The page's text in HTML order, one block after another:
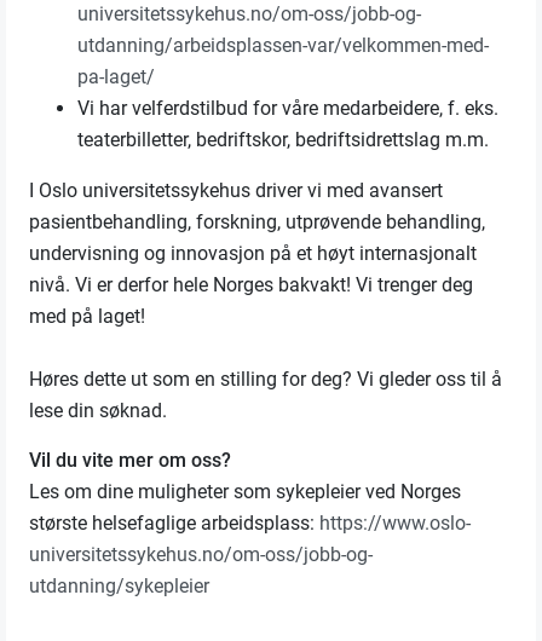
universitetssykehus.no/om-oss/jobb-og-
utdanning/arbeidsplassen-var/velkommen-med-
pa-laget/
Vi har velferdstilbud for våre medarbeidere, f. eks.
teaterbilletter, bedriftskor, bedriftsidrettslag m.m.
I Oslo universitetssykehus driver vi med avansert
pasientbehandling, forskning, utprøvende behandling,
undervisning og innovasjon på et høyt internasjonalt
nivå. Vi er derfor hele Norges bakvakt! Vi trenger deg
med på laget!
Høres dette ut som en stilling for deg? Vi gleder oss til å
lese din søknad.
Vil du vite mer om oss?
Les om dine muligheter som sykepleier ved Norges
største helsefaglige arbeidsplass: https://www.oslo-
universitetssykehus.no/om-oss/jobb-og-
utdanning/sykepleier